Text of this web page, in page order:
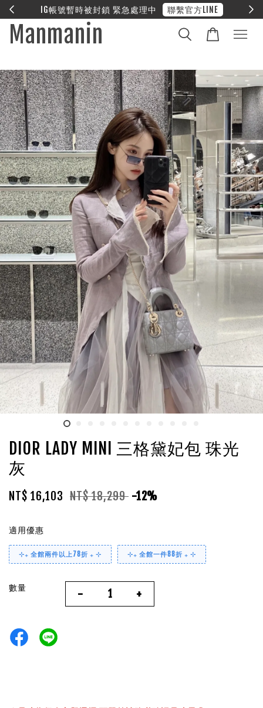
❤︎ 全館滿兩萬享免運
Manmanin
DIOR LADY MINI 三格黛妃包 珠光
灰
NT$ 16,103 NT$ 18,299 -12%
適用優惠
⊹₊ 全館兩件以上78折 ₊ ⊹ ⊹₊ 全館一件88折 ₊ ⊹
數量 - +